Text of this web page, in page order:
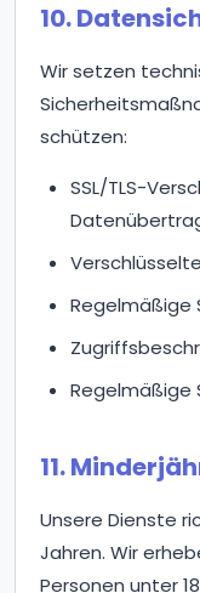
10.
Wir setzen
schützen:
SSL/TLS-
Regelmäßige
Regelmäßige
11.
Unsere Dienste
Jahren. Wir
Personen unter